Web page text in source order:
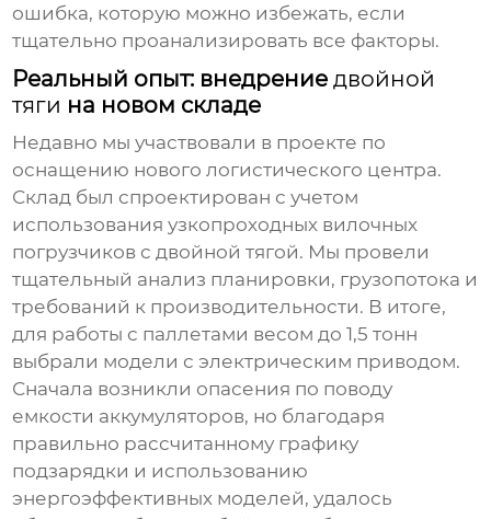
ошибка, которую можно избежать, если
тщательно проанализировать все факторы.
Реальный опыт: внедрениедвойной
тяги на новом складе
Недавно мы участвовали в проекте по
оснащению нового логистического центра.
Склад был спроектирован с учетом
использованияузкопроходных вилочных
погрузчиков с двойной тягой. Мы провели
тщательный анализ планировки, грузопотока и
требований к производительности. В итоге,
для работы с паллетами весом до 1,5 тонн
выбрали модели с электрическим приводом.
Сначала возникли опасения по поводу
емкости аккумуляторов, но благодаря
правильно рассчитанному графику
подзарядки и использованию
энергоэффективных моделей, удалось